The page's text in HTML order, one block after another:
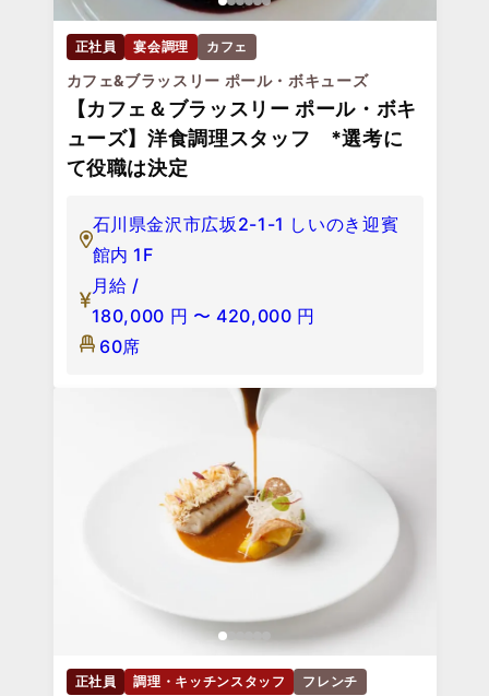
正社員 宴会調理 カフェ
カフェ&ブラッスリー ポール・ボキューズ
【カフェ＆ブラッスリー ポール・ボキ
ューズ】洋食調理スタッフ *選考に
て役職は決定
石川県金沢市広坂2-1-1 しいのき迎賓
館内 1F
月給 /
180,000 円 〜 420,000 円
60席
正社員 調理・キッチンスタッフ フレンチ